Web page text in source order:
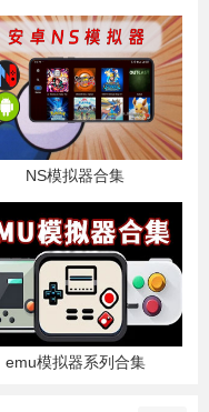
NS模拟器合集
emu模拟器系列合集